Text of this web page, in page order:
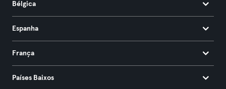
Bélgica
Espanha
França
Países Baixos